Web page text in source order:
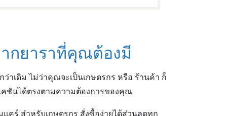
กยาราที่คุณต้องมี
าเดิม ไม่ว่าคุณจะเป็นเกษตรกร หรือ ร้านค้า ก็
คชันได้ตรงตามความต้องการของคุณ